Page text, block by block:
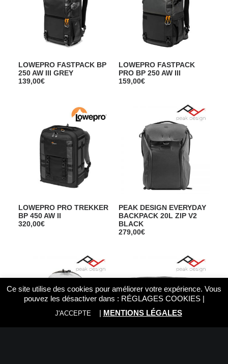
LOWEPRO FASTPACK BP
250 AW III GREY
139,00€
LOWEPRO FASTPACK
PRO BP 250 AW III
159,00€
LOWEPRO PRO TREKKER
BP 450 AW II
320,00€
PEAK DESIGN EVERYDAY
BACKPACK 20L ZIP V2
BLACK
279,00€
Ce site utilise des cookies pour améliorer votre expérience. Vous
pouvez les désactiver dans : RÉGLAGES COOKIES|
J'ACCEPTE | MENTIONS LÉGALES